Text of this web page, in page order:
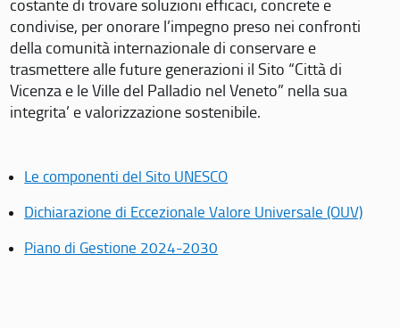
costante di trovare soluzioni efficaci, concrete e
condivise, per onorare l’impegno preso nei confronti
della comunità internazionale di conservare e
trasmettere alle future generazioni il Sito “Città di
Vicenza e le Ville del Palladio nel Veneto” nella sua
integrita’ e valorizzazione sostenibile.
Le componenti del Sito UNESCO
Dichiarazione di Eccezionale Valore Universale (OUV)
Piano di Gestione 2024-2030